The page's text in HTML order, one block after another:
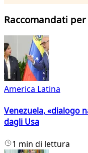
Raccomandati
America Latina
Venezuela, «dialogo
dagli Usa
1 min di lettura